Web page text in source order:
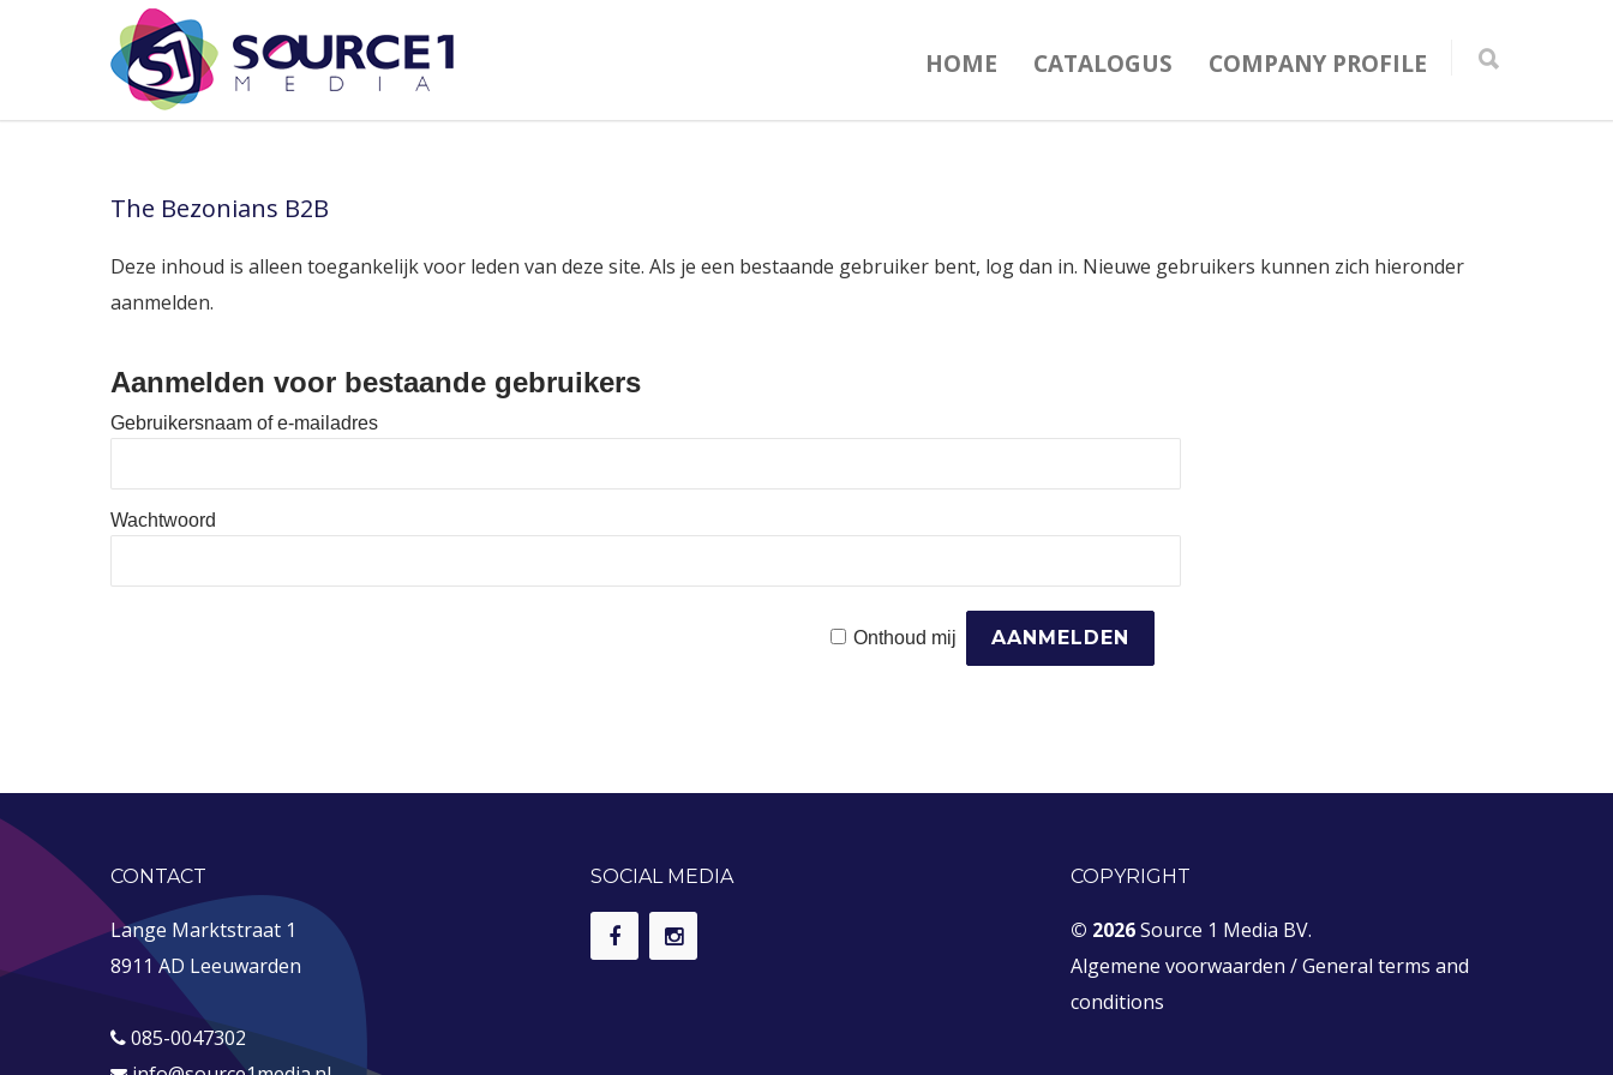
HOME CATALOGUS COMPANY PROFILE
The Bezonians B2B
Deze inhoud is alleen toegankelijk voor leden van deze site. Als je een bestaande gebruiker bent, log dan in. Nieuwe gebruikers kunnen zich hieronder
aanmelden.
Aanmelden voor bestaande gebruikers
Gebruikersnaam of e-mailadres
Wachtwoord
Onthoud mij
CONTACT
Lange Marktstraat 1
8911 AD Leeuwarden
085-0047302
SOCIAL MEDIA COPYRIGHT
© 2026Source 1 Media BV.
Algemene voorwaarden /General terms and
conditions